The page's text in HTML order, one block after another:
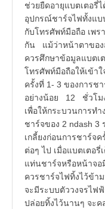
ช่วยยืดอายุแบตเตอ
อุปกรณ์ชาร์จไฟทั้งแ
กับโทรศัพท์มือถือ เพร
กัน แม้ว่าหน้าตาขอ
ควรศึกษาข้อมูลแบตเ
โทรศัพท์มือถือให้เข้า
ครั้งที่ 1- 3 ของการช
อย่างน้อย 12 ชั่วโม
เพื่อให้กระบวนการท
ชาร์จของ 2 ndash 3
เกลี้ยงก่อนการชาร์จ
ต่อๆ ไป เมื่อแบตเต
แท่นชาร์จหรือหน้า
ควรชาร์จไฟทิ้งไว้ข้
จะมีระบบตัววงจรไฟ
ปล่อยทิ้งไว้นานๆ จะ